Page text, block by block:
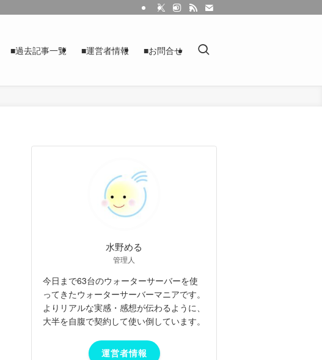
■過去記事一覧 ■運営者情報 ■お問合せ
水野める
管理人
今日まで63台のウォーターサーバーを使
ってきたウォーターサーバーマニアです。
よりリアルな実感・感想が伝わるように、
大半を自腹で契約して使い倒しています。
運営者情報